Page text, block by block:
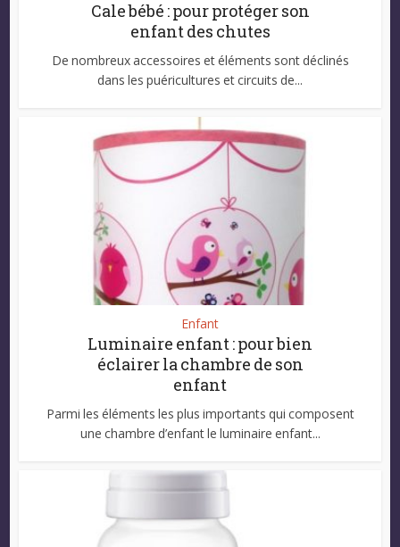
Cale bébé : pour protéger son
enfant des chutes
De nombreux accessoires et éléments sont déclinés
dans les puéricultures et circuits de...
Enfant
Luminaire enfant : pour bien
éclairer la chambre de son
enfant
Parmi les éléments les plus importants qui composent
une chambre d’enfant le luminaire enfant...